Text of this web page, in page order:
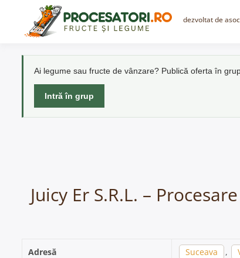
content
dezvoltat de
Ai legume sau fructe de vânzare? Publică oferta în
Intră în grup
Juicy Er S.R.L. –
Adresă Suceava ,